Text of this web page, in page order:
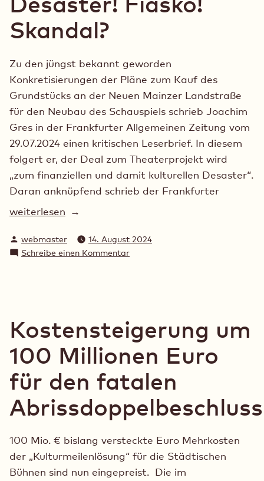
Skandal?
Zu den jüngst bekannt geworden
Konkretisierungen der Pläne zum Kauf des
Grundstücks an der Neuen Mainzer Landstraße
für den Neubau des Schauspiels schrieb Joachim
Gres in der Frankfurter Allgemeinen Zeitung vom
29.07.2024 einen kritischen Leserbrief. In diesem
folgert er, der Deal zum Theaterprojekt wird
„zum finanziellen und damit kulturellen Desaster“.
Daran anknüpfend schrieb der Frankfurter
„Desaster!
Skandal?“
weiterlesen
Verfasst
von
webmaster
14. August 2024
Schreibe einen Kommentarzu
Kostensteigerung um
100 Millionen Euro
für den fatalen
Abrissdoppelbeschluss
100 Mio. € bislang versteckte Euro Mehrkosten
der „Kulturmeilenlösung“ für die Städtischen
Bühnen sind nun eingepreist. Die im